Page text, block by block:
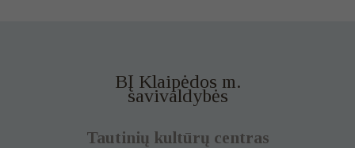
BĮ Klaipėdos m.
savivaldybės
Tautinių kultūrų centras